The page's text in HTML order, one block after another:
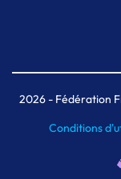
2026- Fédération
Conditions